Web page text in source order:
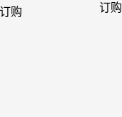
订购
订购